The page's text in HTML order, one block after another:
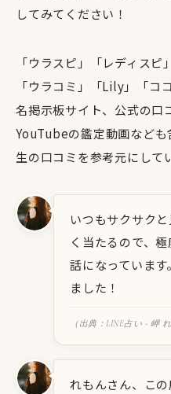
してみてください！
「ウラスピ」「レディスピ
「ウラコミ」「Lily」「コ
名掲示板サイト、公式の口
YouTubeの鑑定動画など
生の口コミを参考元にして
いつもサクサク
く当たるので、
話になっていま
ました！
（出典：LINE占い - 岬
れもんさん、こ